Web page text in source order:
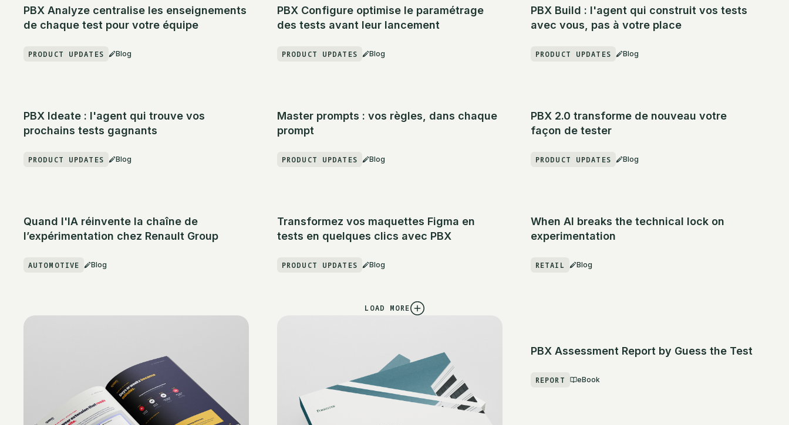
PBX Analyze centralise les enseignements
de chaque test pour votre équipe
PRODUCT UPDATES Blog
PBX Configure optimise le paramétrage
des tests avant leur lancement
PRODUCT UPDATES Blog
PBX Build : l'agent qui construit vos tests
avec vous, pas à votre place
PRODUCT UPDATES Blog
PBX Ideate : l'agent qui trouve vos
prochains tests gagnants
PRODUCT UPDATES Blog
Master prompts : vos règles, dans chaque
prompt
PRODUCT UPDATES Blog
PBX 2.0 transforme de nouveau votre
façon de tester
PRODUCT UPDATES Blog
Quand l'IA réinvente la chaîne de
l’expérimentation chez Renault Group
AUTOMOTIVE Blog
Transformez vos maquettes Figma en
tests en quelques clics avec PBX
PRODUCT UPDATES Blog
When AI breaks the technical lock on
experimentation
RETAIL Blog
LOAD MORE
PBX Assessment Report by Guess the Test
REPORT eBook